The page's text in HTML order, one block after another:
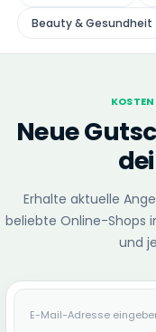
Beauty & Gesundheit
Neue
Erhalte aktuelle
beliebte Online-Shops
und
E-Mail-Adresse